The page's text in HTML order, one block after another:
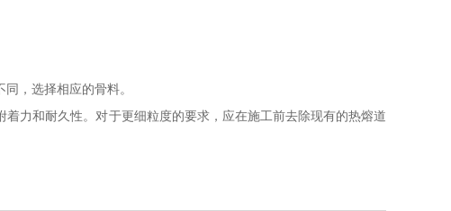
，选择相应的骨料。
力和耐久性。对于更细粒度的要求，应在施工前去除现有的热熔道